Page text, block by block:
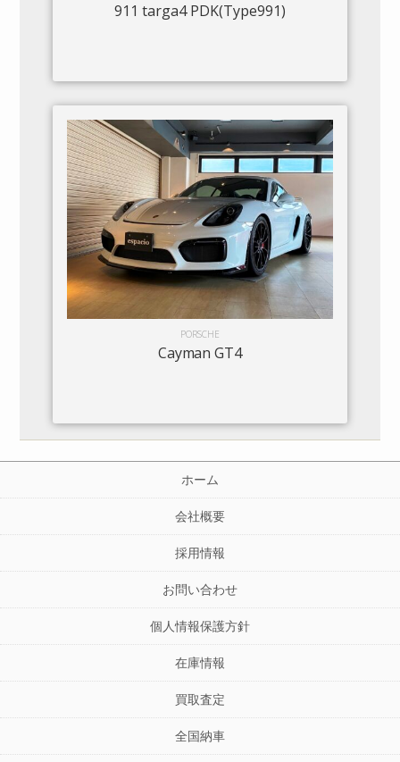
911 targa4 PDK(Type991)
PORSCHE
Cayman GT4
ホーム
会社概要
採用情報
お問い合わせ
個人情報保護方針
在庫情報
買取査定
全国納車